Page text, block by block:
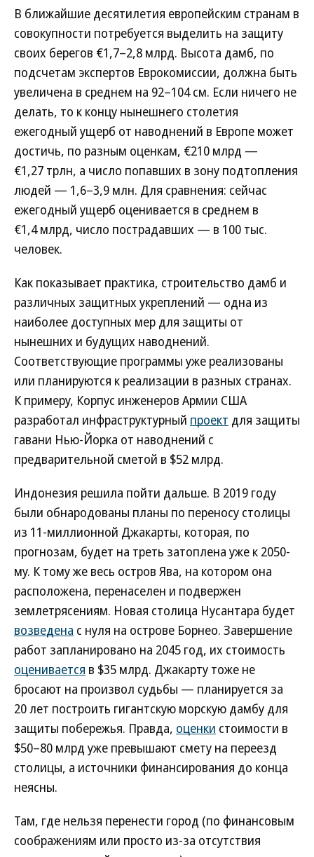
В ближайшие десятилетия европейским странам в
совокупности потребуется выделить на защиту
своих берегов €1,7–2,8 млрд. Высота дамб, по
подсчетам экспертов Еврокомиссии, должна быть
увеличена в среднем на 92–104 см. Если ничего не
делать, то к концу нынешнего столетия
ежегодный ущерб от наводнений в Европе может
достичь, по разным оценкам, €210 млрд —
€1,27 трлн, а число попавших в зону подтопления
людей — 1,6–3,9 млн. Для сравнения: сейчас
ежегодный ущерб оценивается в среднем в
€1,4 млрд, число пострадавших — в 100 тыс.
человек.
Как показывает практика, строительство дамб и
различных защитных укреплений — одна из
наиболее доступных мер для защиты от
нынешних и будущих наводнений.
Соответствующие программы уже реализованы
или планируются к реализации в разных странах.
К примеру, Корпус инженеров Армии США
разработал инфраструктурный проект для защиты
гавани Нью-Йорка от наводнений с
предварительной сметой в $52 млрд.
Индонезия решила пойти дальше. В 2019 году
были обнародованы планы по переносу столицы
из 11-миллионной Джакарты, которая, по
прогнозам, будет на треть затоплена уже к 2050-
му. К тому же весь остров Ява, на котором она
расположена, перенаселен и подвержен
землетрясениям. Новая столица Нусантара будет
возведена с нуля на острове Борнео. Завершение
работ запланировано на 2045 год, их стоимость
оценивается в $35 млрд. Джакарту тоже не
бросают на произвол судьбы — планируется за
20 лет построить гигантскую морскую дамбу для
защиты побережья. Правда, оценки стоимости в
$50–80 млрд уже превышают смету на переезд
столицы, а источники финансирования до конца
неясны.
Там, где нельзя перенести город (по финансовым
соображениям или просто из-за отсутствия